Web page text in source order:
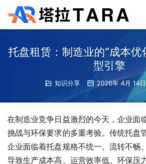
托盘租赁：制造业的“成本优
型引擎
知识分享 2026年 4月 14
在制造业竞争日益激烈的今天，企业面
挑战与环保要求的多重考验。传统托盘
企业面临着托盘规格不统一、流转不畅
导致生产成本高、运营效率低、环保压